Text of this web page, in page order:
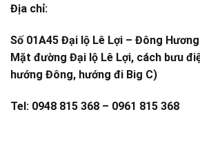
Địa chỉ:
Số 01A45 Đại lộ Lê Lợi – Đông
Mặt đường Đại lộ Lê Lợi, cách bưu
hướng Đông, hướng đi Big C)
Tel: 0948 815 368 – 0961 815 368